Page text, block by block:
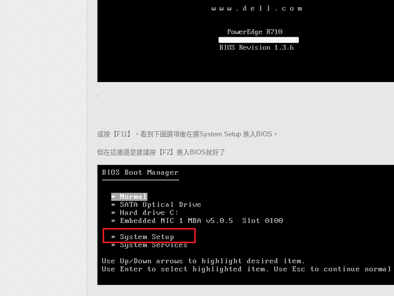
‘
或按【F11 】，看到下圖選項後在選System Setup 進入 BIOS 。
但在這邊還是建議按【F2】進入 BIOS就好了